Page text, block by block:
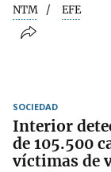
NTM EFE
SOCIEDAD
Interior
de 105.500
víctimas de